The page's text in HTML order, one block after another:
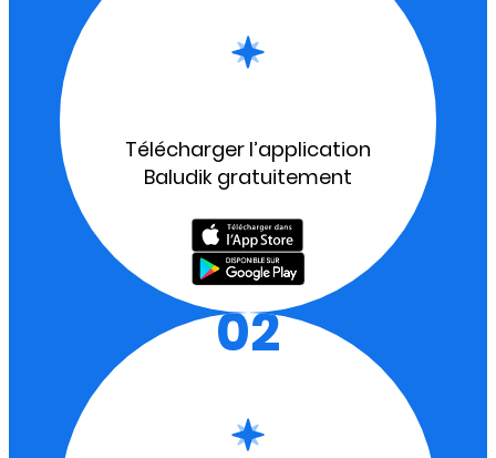
Télécharger l’application
Baludik gratuitement
02